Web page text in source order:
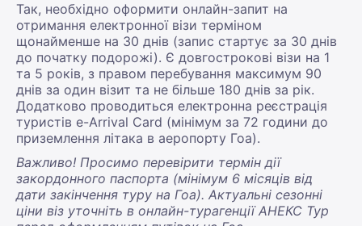
Так, необхідно оформити онлайн-запит на
отримання електронної візи терміном
щонайменше на 30 днів (запис стартує за 30 днів
до початку подорожі). Є довгострокові візи на 1
та 5 років, з правом перебування максимум 90
днів за один візит та не більше 180 днів за рік.
Додатково проводиться електронна реєстрація
туристів e-Arrival Card (мінімум за 72 години до
приземлення літака в аеропорту Гоа).
Важливо! Просимо перевірити термін дії
закордонного паспорта (мінімум 6 місяців від
дати закінчення туру на Гоа). Актуальні сезонні
ціни віз уточніть в онлайн-турагенції АНЕКС Тур